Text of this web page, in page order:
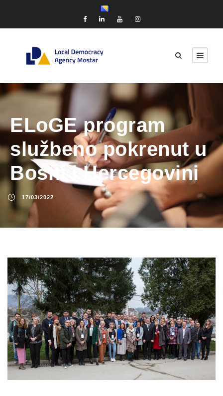
ELoGE program
službeno pokrenut u
Bosni i Hercegovini
17/03/2022